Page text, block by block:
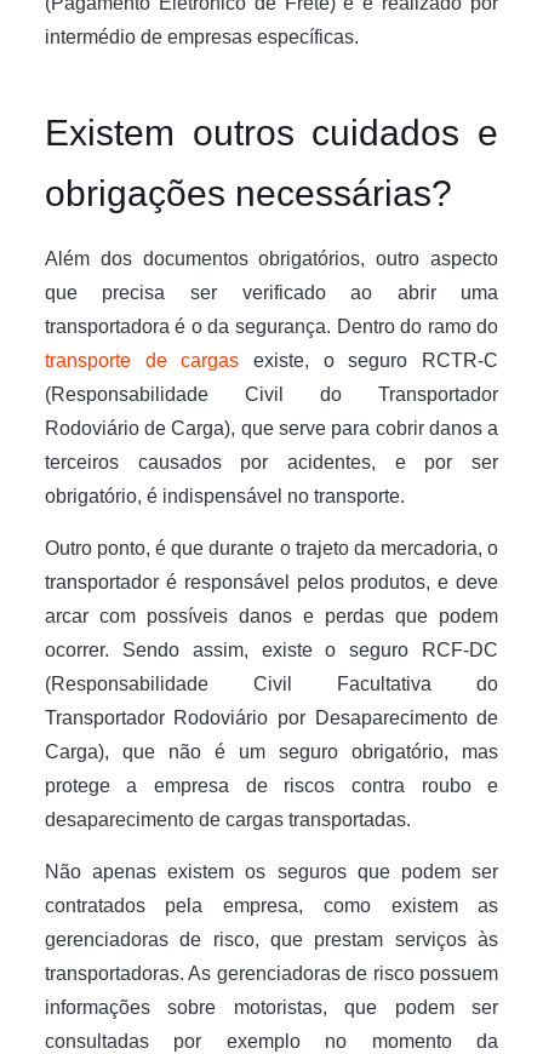
intermédio de empresas específicas.
Existem outros cuidados e
obrigações necessárias?
Além dos documentos obrigatórios, outro aspecto
que precisa ser verificado ao abrir uma
transportadora é o da segurança. Dentro do ramo do
transporte de cargas existe, o seguro RCTR-C
(Responsabilidade Civil do Transportador
Rodoviário de Carga), que serve para cobrir danos a
terceiros causados por acidentes, e por ser
obrigatório, é indispensável no transporte.
Outro ponto, é que durante o trajeto da mercadoria, o
transportador é responsável pelos produtos, e deve
arcar com possíveis danos e perdas que podem
ocorrer. Sendo assim, existe o seguro RCF-DC
(Responsabilidade Civil Facultativa do
Transportador Rodoviário por Desaparecimento de
Carga), que não é um seguro obrigatório, mas
protege a empresa de riscos contra roubo e
desaparecimento de cargas transportadas.
Não apenas existem os seguros que podem ser
contratados pela empresa, como existem as
gerenciadoras de risco, que prestam serviços às
transportadoras. As gerenciadoras de risco possuem
informações sobre motoristas, que podem ser
consultadas por exemplo no momento da